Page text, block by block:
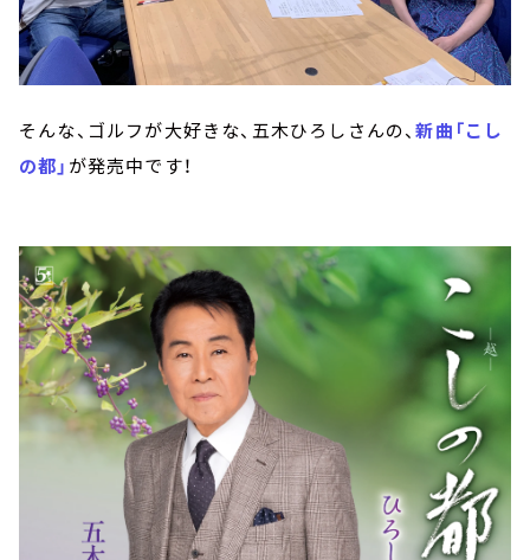
そんな、ゴルフが大好きな、五木ひろしさんの、新曲「こし
の都」 が発売中です！